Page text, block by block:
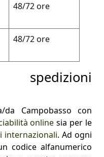
48/72 ore
48/72 ore
Campobasso con
online sia per le
internazionali. Ad ogni
codice alfanumerico